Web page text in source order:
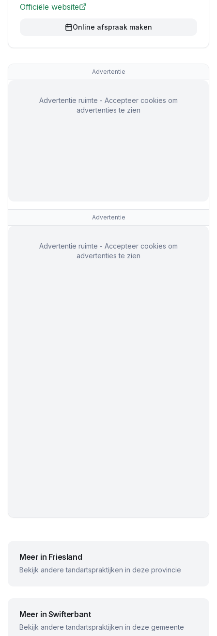
Officiële website
Online afspraak maken
Advertentie
Advertentie ruimte - Accepteer cookies om
advertenties te zien
Advertentie
Advertentie ruimte - Accepteer cookies om
advertenties te zien
Meer in Friesland
Bekijk andere tandartspraktijken in deze provincie
Meer in Swifterbant
Bekijk andere tandartspraktijken in deze gemeente